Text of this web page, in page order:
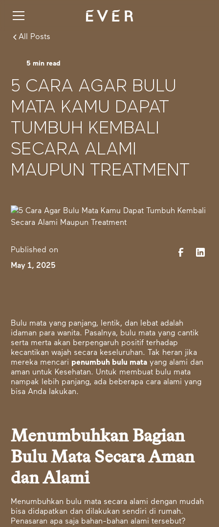
All Posts
5 min read
5 CARA AGAR BULU
MATA KAMU DAPAT
TUMBUH KEMBALI
SECARA ALAMI
MAUPUN TREATMENT
Published on
May 1, 2025
Bulu mata yang panjang, lentik, dan lebat adalah
idaman para wanita. Pasalnya, bulu mata yang cantik
serta merta akan berpengaruh positif terhadap
kecantikan wajah secara keseluruhan. Tak heran jika
mereka mencari penumbuh bulu mata yang alami dan
aman untuk Kesehatan. Untuk membuat bulu mata
nampak lebih panjang, ada beberapa cara alami yang
bisa Anda lakukan.
Menumbuhkan Bagian
Bulu Mata Secara Aman
dan Alami
Menumbuhkan bulu mata secara alami dengan mudah
bisa didapatkan dan dilakukan sendiri di rumah.
Penasaran apa saja bahan-bahan alami tersebut?